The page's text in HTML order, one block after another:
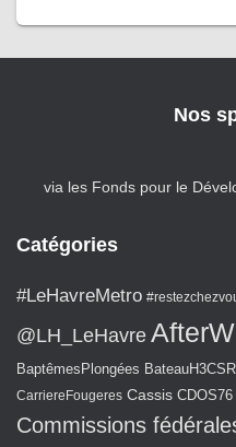
Nos
via les Fonds pour le
Catégories
#LeHavreMetro
@LH_LeHavre
BaptêmesPlongées BateauH3CSR
CarriereFougeres Cassis CDOS76
Commissions